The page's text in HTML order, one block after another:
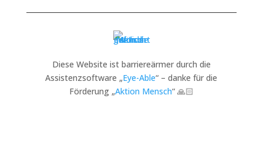
Diese Website ist barriereärmer durch die
Assistenzsoftware „Eye-Able“ – danke für die
Förderung „Aktion Mensch“ 🙏🏻